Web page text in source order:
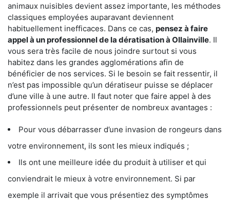
animaux nuisibles devient assez importante, les méthodes
classiques employées auparavant deviennent
habituellement inefficaces. Dans ce cas, pensez à faire
appel à un professionnel de la dératisation à Ollainville. Il
vous sera très facile de nous joindre surtout si vous
habitez dans les grandes agglomérations afin de
bénéficier de nos services. Si le besoin se fait ressentir, il
n’est pas impossible qu’un dératiseur puisse se déplacer
d’une ville à une autre. Il faut noter que faire appel à des
professionnels peut présenter de nombreux avantages :
Pour vous débarrasser d’une invasion de rongeurs dans
votre environnement, ils sont les mieux indiqués ;
Ils ont une meilleure idée du produit à utiliser et qui
conviendrait le mieux à votre environnement. Si par
exemple il arrivait que vous présentiez des symptômes